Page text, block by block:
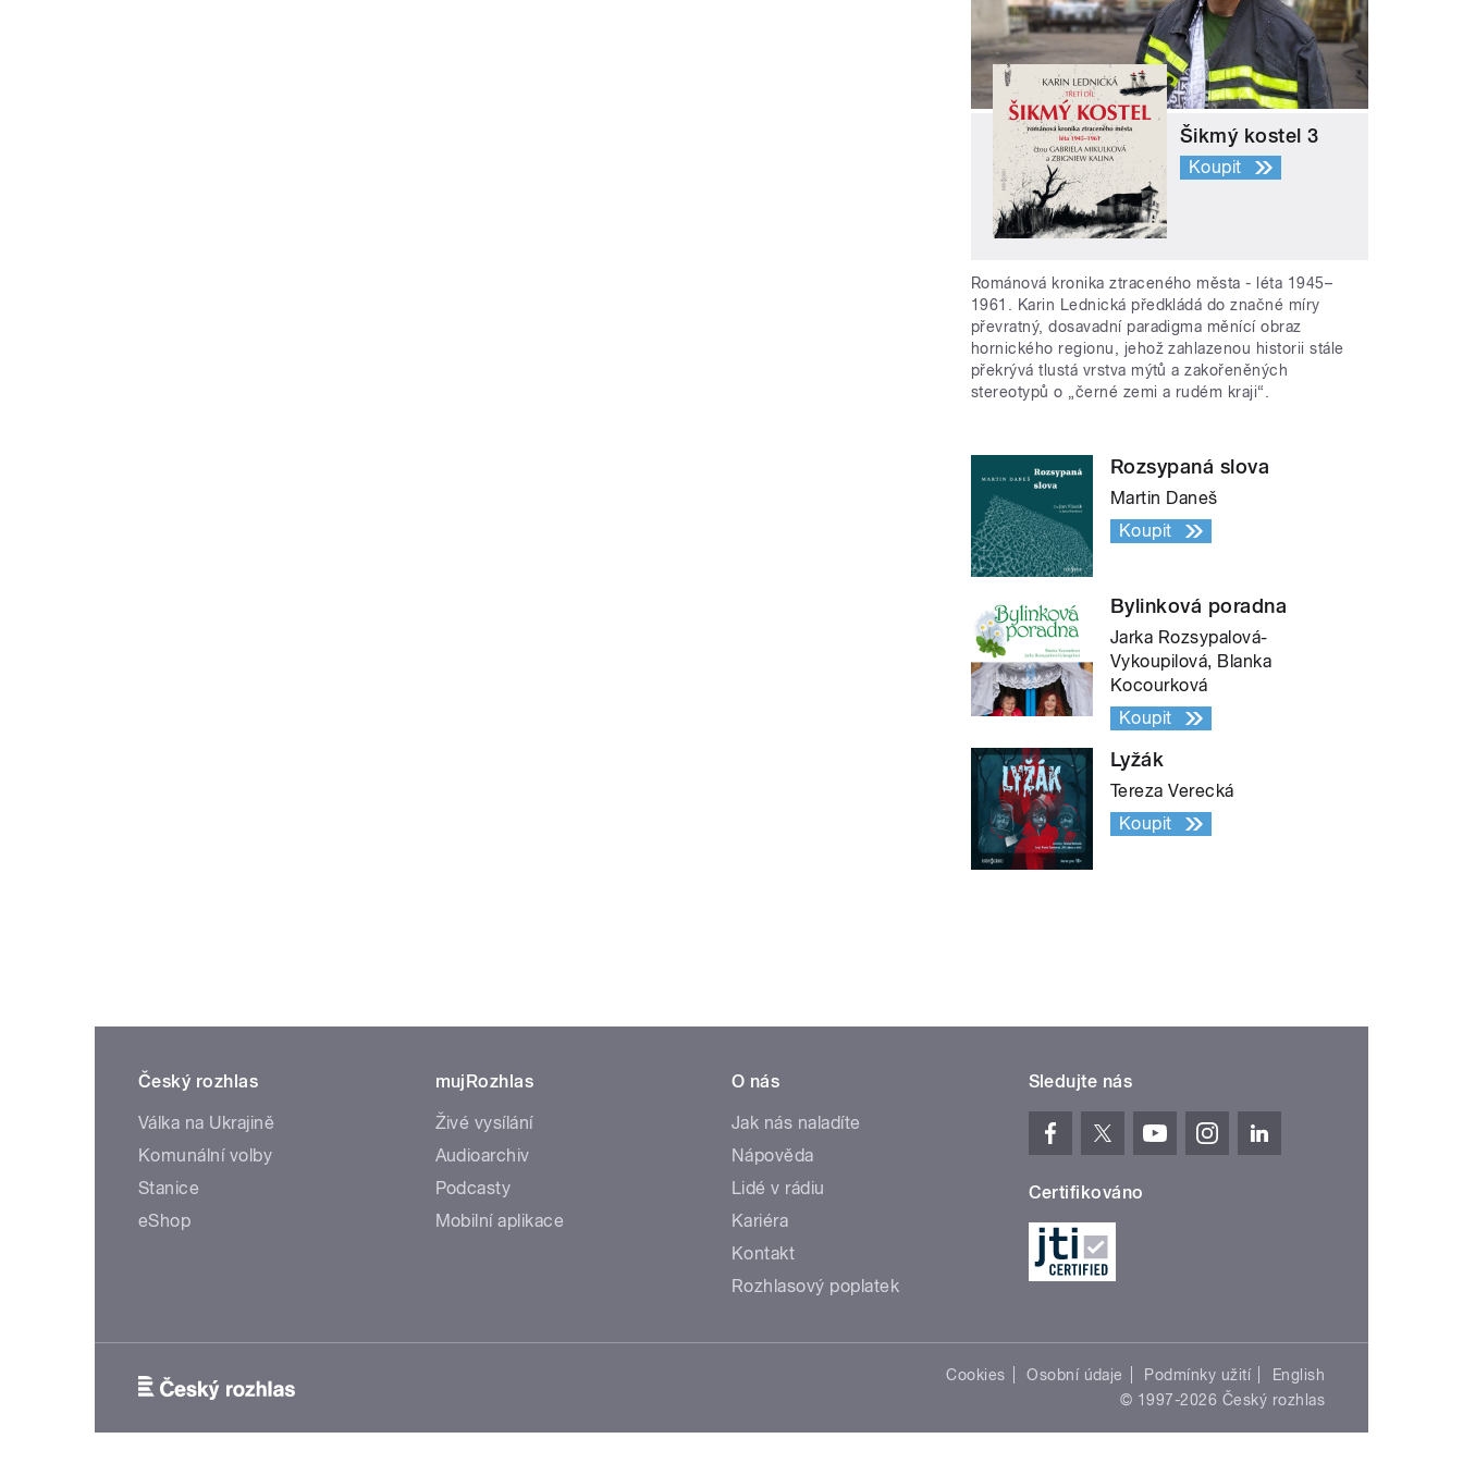
Šikmý kostel 3
Koupit
Románová kronika ztraceného města - léta 1945–
1961. Karin Lednická předkládá do značné míry
převratný, dosavadní paradigma měnící obraz
hornického regionu, jehož zahlazenou historii stále
překrývá tlustá vrstva mýtů a zakořeněných
stereotypů o „černé zemi a rudém kraji“.
Rozsypaná slova
Martin Daneš
Koupit
Bylinková poradna
Jarka Rozsypalová-
Vykoupilová, Blanka
Kocourková
Koupit
Lyžák
Tereza Verecká
Koupit
Český rozhlas
Válka na Ukrajině
Komunální volby
Stanice
eShop
mujRozhlas
Živé vysílání
Audioarchiv
Podcasty
Mobilní aplikace
O nás
Jak nás naladíte
Nápověda
Lidé v rádiu
Kariéra
Kontakt
Rozhlasový poplatek
Sledujte nás
Certifikováno
Cookies Osobní údaje Podmínky užití
English
© 1997-2026 Český rozhlas